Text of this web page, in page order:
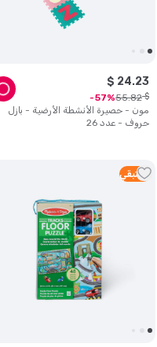
مون - حصيرة الأنشطة الأرضية - بازل
حروف - عدد 26
$ 24.23
$
55.82
57
1 متبقي